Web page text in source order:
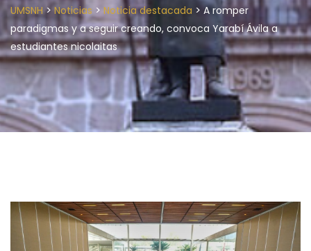
UMSNH> Noticias > Noticia destacada > A romper
paradigmas y a seguir creando, convoca Yarabí Ávila a
estudiantes nicolaitas